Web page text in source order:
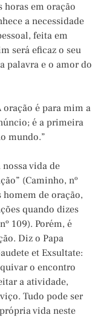
horas em oração
a necessidade
feita em
será eficaz o seu
palavra e o amor do
oração é para mim a
é a primeira
mundo.”
vida de
(Caminho, nº
homem de oração,
quando dizes
109). Porém, é
Diz o Papa
et Exsultate:
o encontro
a atividade,
Tudo pode ser
vida neste